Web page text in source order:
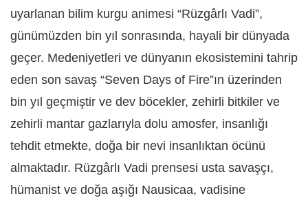
uyarlanan bilim kurgu animesi “Rüzgârlı Vadi”,
günümüzden bin yıl sonrasında, hayali bir dünyada
geçer. Medeniyetleri ve dünyanın ekosistemini tahrip
eden son savaş “Seven Days of Fire”ın üzerinden
bin yıl geçmiştir ve dev böcekler, zehirli bitkiler ve
zehirli mantar gazlarıyla dolu amosfer, insanlığı
tehdit etmekte, doğa bir nevi insanlıktan öcünü
almaktadır. Rüzgârlı Vadi prensesi usta savaşçı,
hümanist ve doğa aşığı Nausicaa, vadisine